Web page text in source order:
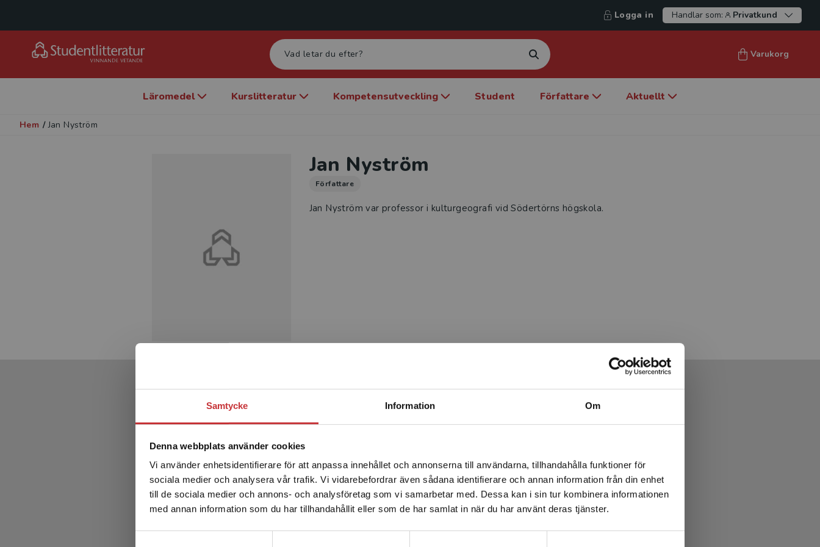
Samtycke Information Om
Denna webbplats använder cookies
Vi använder enhetsidentifierare för att anpassa innehållet och annonserna till användarna, tillhandahålla funktioner för
sociala medier och analysera vår trafik. Vi vidarebefordrar även sådana identifierare och annan information från din enhet
till de sociala medier och annons- och analysföretag som vi samarbetar med. Dessa kan i sin tur kombinera informationen
med annan information som du har tillhandahållit eller som de har samlat in när du har använt deras tjänster.
Begränsad fraktregion
Det verkar som att du besöker studentlitteratur.se via en
enhet utanför Sverige. Vi erbjuder inte leveranser utanför
Sverige. För att kunna slutföra ett köp måste
leveransadressen vara i Sverige.Läs mer
Logga in Handlar som: Privatkund
Varukorg
Läromedel Kurslitteratur Kompetensutveckling Student Författare Aktuellt
Hem / Jan Nyström
Jan Nyström
Författare
Jan Nyström var professor i kulturgeografi vid Södertörns högskola.
Produkter